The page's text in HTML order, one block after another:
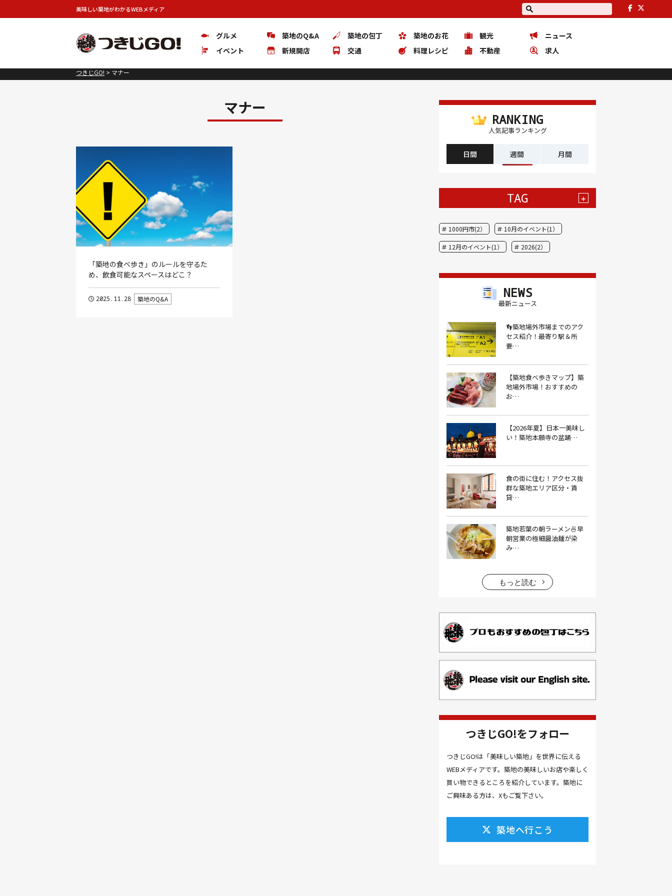
美味しい築地がわかるWEBメディア
グルメ 築地のQ&A 築地の包丁 築地のお花 観光
ニュース
イベント
新規開店 交通 料理レシピ 不動産 求人
つきじGO! > マナー
マナー
「築地の食べ歩き」のルールを守るた
め、飲食可能なスペースはどこ？
2025.11.28 築地のQ&A
RANKING
人気記事ランキング
日間 週間 月間
TAG +
1000円市(2） 10月のイベント(1）
12月のイベント(1） 2026(2）
アイスクリーム(1）
あごだし(1） アジフライ(1）
アド街(3）
アパート探し(1） アルバイト(1）
アンテナショップ(1） あんぱん(1）
あんみつ(4）
イタリアン(6） イタリアンバル(1）
イタリアンレストラン(1）
イチゴジャム(1） イベント(9）
イベント 東京(1） イベント2026(1）
いわし(1） ウェットティッシュ(1）
うなぎ(10） うなぎ屋(2）
うなぎ弁当(2） うな重(2）
エコバッグ 折りたたみ(1） エビフライ(3）
おでん(4）
オムライス(2）
お参り(1） お困りごと解決(1）
お土産(14） お土産屋(1）
お寿司(2） お弁当(9） お得情報(9）
お悩み解決(1） お惣菜(1）
お歳暮(1） お汁粉(3）
お汁粉 レシピ(1） お祭り(1）
お餅(1） お魚捌き教室(1） かき氷(3）
NEWS
最新ニュース
👣築地場外市場までのアク
セス紹介！最寄り駅＆所
要…
【築地食べ歩きマップ】築
地場外市場！おすすめの
お…
【2026年夏】日本一美味し
い！築地本願寺の盆踊…
食の街に住む！アクセス抜
群な築地エリア区分・賃
貸…
築地若葉の朝ラーメン🍜早
朝営業の極細醤油麺が染
み…
もっと読む
つきじGO!をフォロー
つきじGO!は「美味しい築地」を世界に伝える
WEBメディアです。築地の美味しいお店や楽しく
買い物できるところを紹介しています。築地に
ご興味ある方は、Xもご覧下さい。
築地へ行こう